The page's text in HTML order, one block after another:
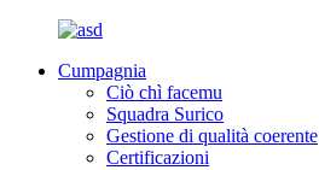
Cumpagnia
Ciò chì facemu
Squadra Surico
Gestione di qualità coerente
Certificazioni